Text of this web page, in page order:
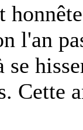
l'an
Cette